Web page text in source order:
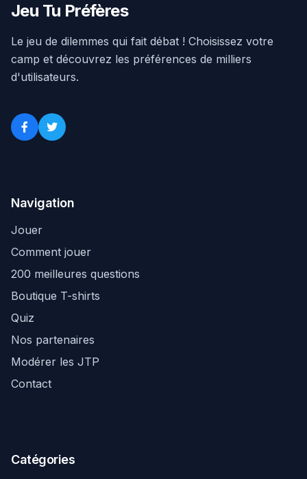
Jeu Tu Préfères
Le jeu de dilemmes qui fait débat ! Choisissez votre
camp et découvrez les préférences de milliers
d'utilisateurs.
Navigation
Jouer
Comment jouer
200 meilleures questions
Boutique T-shirts
Quiz
Nos partenaires
Modérer les JTP
Contact
Catégories